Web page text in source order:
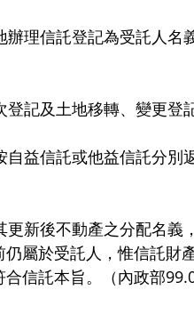
理信託登記為受託人名
記及土地移轉、變更登
益信託或他益信託分別
新後不動產之分配名義
屬於受託人，惟信託財
信託本旨。（內政部